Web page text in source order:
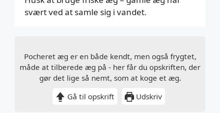
Pocheret æg er en både kendt, men også frygtet,
måde at tilberede æg på - her får du opskriften, der
gør det lige så nemt, som at koge et æg.
Gå til opskrift
Udskriv
svært ved at samle sig i vandet.